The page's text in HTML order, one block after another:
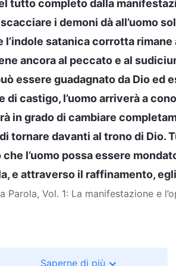
tutto completo dalla
i demoni dà all’uomo
l’indole satanica corrotta
ancora al peccato e al
essere guadagnato da Dio ed
di castigo, l’uomo arriverà a
in grado di cambiare
tornare davanti al trono di Dio.
l’uomo possa essere
e attraverso il raffinamento,
Parola, Vol. 1: La manifestazione e
Saperne di più